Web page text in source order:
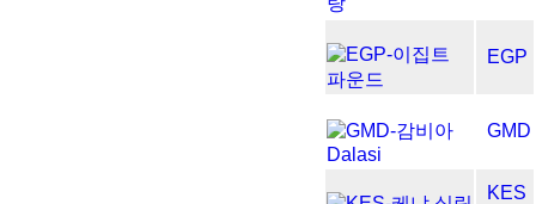
EGP
GMD
KES